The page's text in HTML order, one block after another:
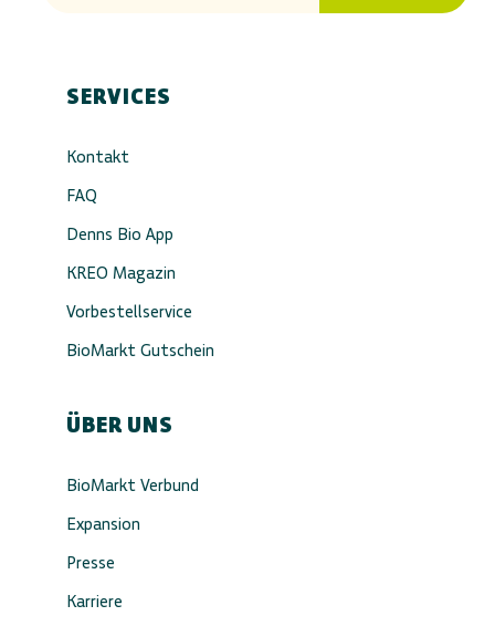
SERVICES
Kontakt
FAQ
Denns Bio App
KREO Magazin
Vorbestellservice
BioMarkt Gutschein
ÜBER UNS
BioMarkt Verbund
Expansion
Presse
Karriere